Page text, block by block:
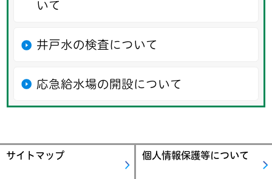
いて
井戸水の検査について
応急給水場の開設について
サイトマップ 個人情報保護等について